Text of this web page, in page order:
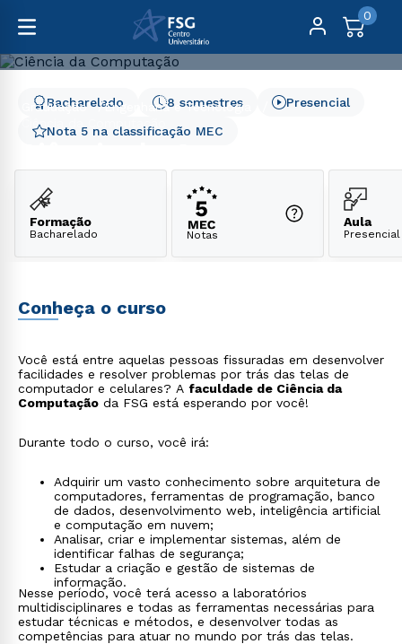
0
Graduação
Engenharia e Tecnologia
Ciência da Computação
Nota 5 na classificação MEC
8 semestres
Bacharelado Presencial
Formação
Bacharelado Notas
Aula
Presencial
Conheça o curso
Você está entre aquelas pessoas fissuradas em desenvolver
facilidades e resolver problemas por trás das telas de
computador e celulares? A faculdade de Ciência da
Computação da FSG está esperando por você!
Durante todo o curso, você irá:
Adquirir um vasto conhecimento sobre arquitetura de
computadores, ferramentas de programação, banco
de dados, desenvolvimento web, inteligência artificial
e computação em nuvem;
Analisar, criar e implementar sistemas, além de
identificar falhas de segurança;
Estudar a criação e gestão de sistemas de
informação.
Nesse período, você terá acesso a laboratórios
multidisciplinares e todas as ferramentas necessárias para
estudar técnicas e métodos, e desenvolver todas as
competências para atuar no mundo por trás das telas.